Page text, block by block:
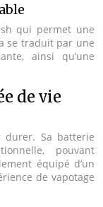
qui permet une
se traduit par une
ainsi qu’une
de vie
durer. Sa batterie
pouvant
équipé d’un
de vapotage